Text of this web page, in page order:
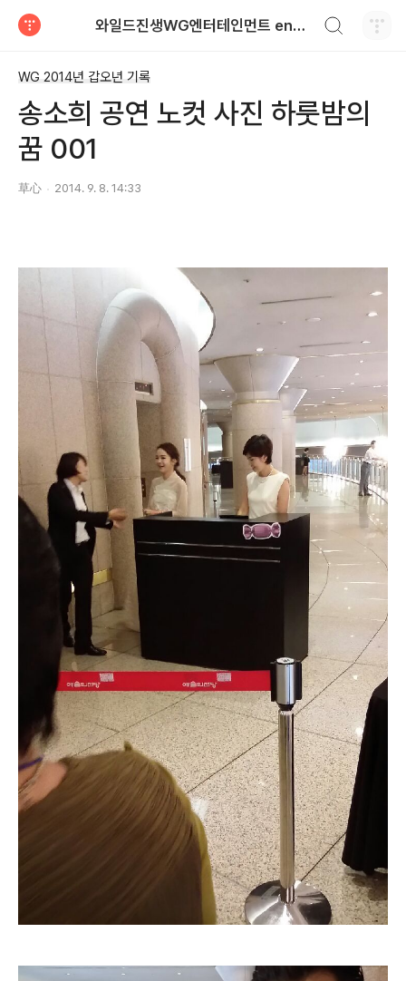
와일드진생WG엔터테인먼트 entertainment
WG 2014년 갑오년 기록
송소희 공연 노컷 사진 하룻밤의
꿈 001
草心 2014. 9. 8. 14:33